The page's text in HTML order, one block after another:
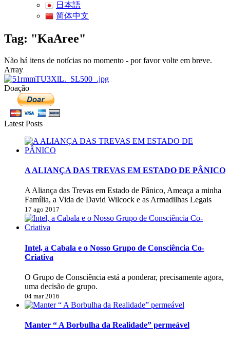
日本語
简体中文
Tag: "KaAree"
Não há itens de notícias no momento - por favor volte em breve.
Array
Doação
Latest Posts
A ALIANÇA DAS TREVAS EM ESTADO DE PÂNICO
A Aliança das Trevas em Estado de Pânico, Ameaça a minha
Família, a Vida de David Wilcock e as Armadilhas Legais
17 ago 2017
Intel, a Cabala e o Nosso Grupo de Consciência Co-
Criativa
O Grupo de Consciência está a ponderar, precisamente agora,
uma decisão de grupo.
04 mar 2016
Manter “ A Borbulha da Realidade” permeável